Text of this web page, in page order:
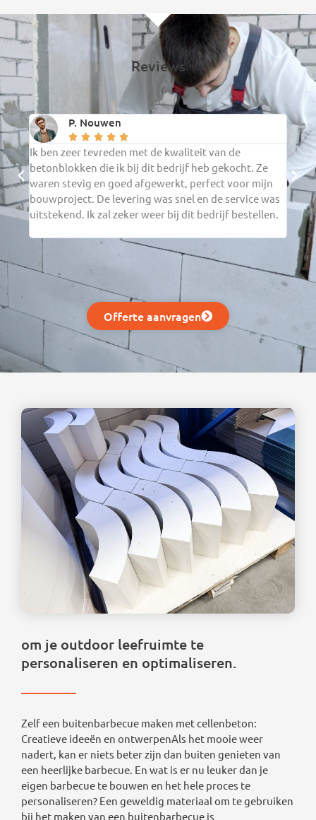
Reviews
P. Nouwen
    
Ik ben zeer tevreden met de kwaliteit van de
betonblokken die ik bij dit bedrijf heb gekocht. Ze
waren stevig en goed afgewerkt, perfect voor mijn
bouwproject. De levering was snel en de service was
uitstekend. Ik zal zeker weer bij dit bedrijf bestellen.
De
in
en
Offerte aanvragen
om je outdoor leefruimte te
personaliseren en optimaliseren.
Zelf een buitenbarbecue maken met cellenbeton:
Creatieve ideeën en ontwerpenAls het mooie weer
nadert, kan er niets beter zijn dan buiten genieten van
een heerlijke barbecue. En wat is er nu leuker dan je
eigen barbecue te bouwen en het hele proces te
personaliseren? Een geweldig materiaal om te gebruiken
bij het maken van een buitenbarbecue is